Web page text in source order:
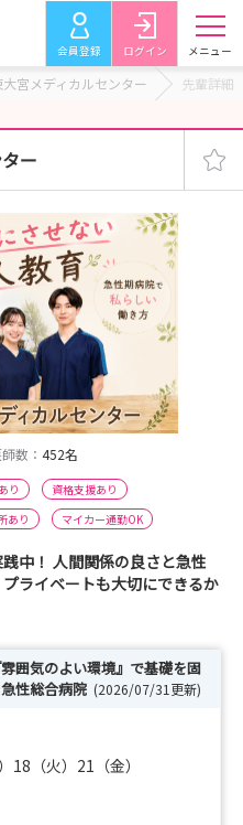
会員登録 ログイン メニュー
宮メディカルセンター 先輩詳細
ー
数： 452名
り
資格支援あり
あり マイカー通勤OK
中！ 人間関係の良さと急性
ライベートも大切にできるか
囲気のよい環境』で基礎を固
性総合病院 (2026/07/31更新)
18（火）21（金）